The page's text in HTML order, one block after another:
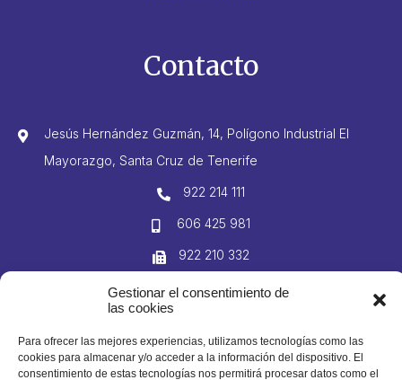
Gestionar el consentimiento de
las cookies
Para ofrecer las mejores experiencias, utilizamos tecnologías como las
cookies para almacenar y/o acceder a la información del dispositivo. El
consentimiento de estas tecnologías nos permitirá procesar datos como el
Contacto
Jesús Hernández Guzmán, 14, Polígono Industrial El
Mayorazgo, Santa Cruz de Tenerife
922 214 111
606 425 981
922 210 332
info@domingogutierrez.com
© 2023 Domingo Gutiérrez S. L. Todos los derechos reservados